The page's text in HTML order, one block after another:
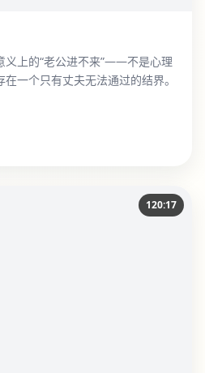
义上的“老公进不来”——不是心理
一个只有丈夫无法通过的结界。
120:17